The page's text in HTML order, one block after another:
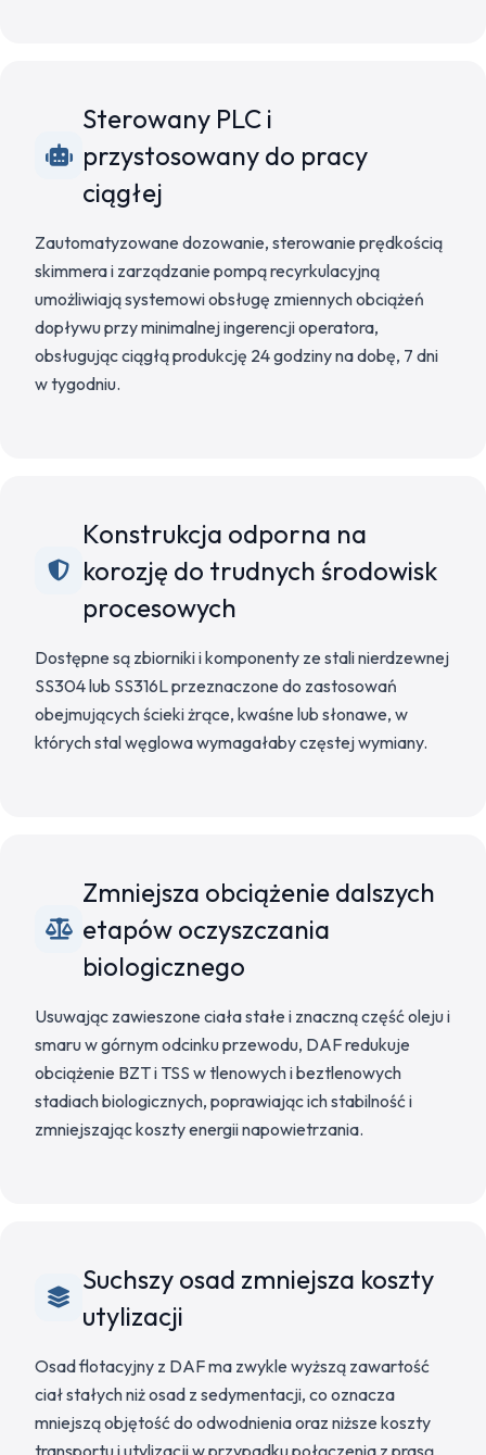
Sterowany PLC i
przystosowany do pracy
ciągłej
Zautomatyzowane dozowanie, sterowanie prędkością
skimmera i zarządzanie pompą recyrkulacyjną
umożliwiają systemowi obsługę zmiennych obciążeń
dopływu przy minimalnej ingerencji operatora,
obsługując ciągłą produkcję 24 godziny na dobę, 7 dni
w tygodniu.
Konstrukcja odporna na
korozję do trudnych środowisk
procesowych
Dostępne są zbiorniki i komponenty ze stali nierdzewnej
SS304 lub SS316L przeznaczone do zastosowań
obejmujących ścieki żrące, kwaśne lub słonawe, w
których stal węglowa wymagałaby częstej wymiany.
Zmniejsza obciążenie dalszych
etapów oczyszczania
biologicznego
Usuwając zawieszone ciała stałe i znaczną część oleju i
smaru w górnym odcinku przewodu, DAF redukuje
obciążenie BZT i TSS w tlenowych i beztlenowych
stadiach biologicznych, poprawiając ich stabilność i
zmniejszając koszty energii napowietrzania.
Suchszy osad zmniejsza koszty
utylizacji
Osad flotacyjny z DAF ma zwykle wyższą zawartość
ciał stałych niż osad z sedymentacji, co oznacza
mniejszą objętość do odwodnienia oraz niższe koszty
transportu i utylizacji w przypadku połączenia z prasą